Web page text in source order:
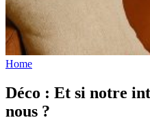
Home
Déco : Et si notre
nous ?